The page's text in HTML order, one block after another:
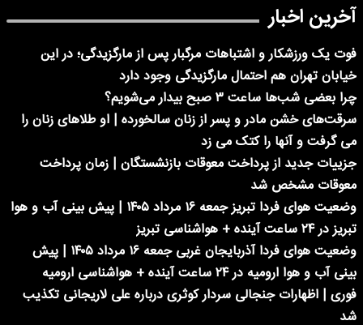
آخرین اخبار
فوت یک ورزشکار و اشتباهات مرگبار پس از مارگزیدگی؛ در این
خیابان تهران هم احتمال مارگزیدگی وجود دارد
چرا بعضی شب‌ها ساعت ۳ صبح بیدار می‌شویم؟
سرقت‌های خشن مادر و پسر از زنان سالخورده | او طلاهای زنان را
می گرفت و آنها را کتک می زد
جزییات جدید از پرداخت معوقات بازنشستگان | زمان پرداخت
معوقات مشخص شد
وضعیت هوای فردا تبریز جمعه ۱۶ مرداد ۱۴۰۵ | پیش بینی آب و هوا
تبریز در ۲۴ ساعت آینده + هواشناسی تبریز
وضعیت هوای فردا آذربایجان غربی جمعه ۱۶ مرداد ۱۴۰۵ | پیش
بینی آب و هوا ارومیه در ۲۴ ساعت آینده + هواشناسی ارومیه
فوری | اظهارات جنجالی سردار کوثری درباره علی لاریجانی تکذیب
شد